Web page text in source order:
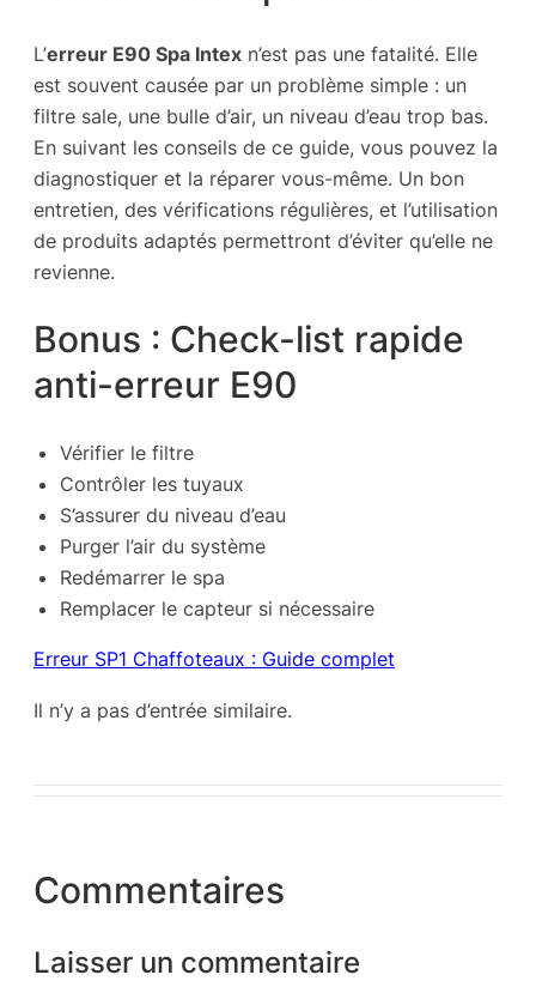
L’erreur E90 Spa Intex n’est pas une fatalité. Elle
est souvent causée par un problème simple : un
filtre sale, une bulle d’air, un niveau d’eau trop bas.
En suivant les conseils de ce guide, vous pouvez la
diagnostiquer et la réparer vous-même. Un bon
entretien, des vérifications régulières, et l’utilisation
de produits adaptés permettront d’éviter qu’elle ne
revienne.
Bonus : Check-list rapide
anti-erreur E90
Vérifier le filtre
Contrôler les tuyaux
S’assurer du niveau d’eau
Purger l’air du système
Redémarrer le spa
Remplacer le capteur si nécessaire
Erreur SP1 Chaffoteaux : Guide complet
Il n’y a pas d’entrée similaire.
Commentaires
Laisser un commentaire